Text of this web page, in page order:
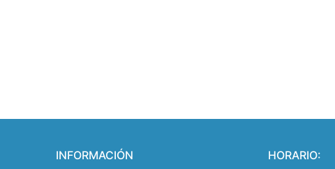
INFORMACIÓN HORARIO: